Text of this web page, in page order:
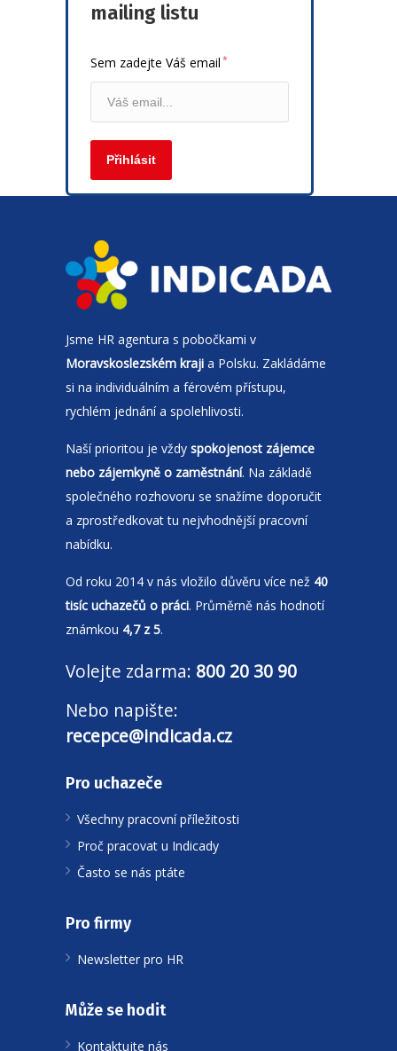
mailing listu
Sem zadejte Váš email *
Jsme HR agentura s pobočkami v
Moravskoslezském kraji a Polsku. Zakládáme
si na individuálním a férovém přístupu,
rychlém jednání a spolehlivosti.
Naší prioritou je vždy spokojenost zájemce
nebo zájemkyně o zaměstnání. Na základě
společného rozhovoru se snažíme doporučit
a zprostředkovat tu nejvhodnější pracovní
nabídku.
Od roku 2014 v nás vložilo důvěru více než 40
tisíc uchazečů o práci. Průměrně nás hodnotí
známkou 4,7 z 5.
Volejte zdarma: 800 20 30 90
Nebo napište:
recepce@indicada.cz
Pro uchazeče
Všechny pracovní příležitosti
Proč pracovat u Indicady
Často se nás ptáte
Pro firmy
Newsletter pro HR
Může se hodit
Kontaktujte nás